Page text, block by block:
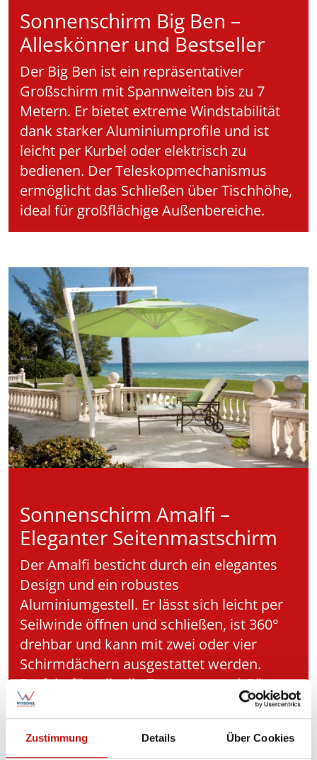
Zustimmung Details Über Cookies
Sonnenschirm Big Ben –
Alleskönner und Bestseller
Der Big Ben ist ein repräsentativer
Großschirm mit Spannweiten bis zu 7
Metern. Er bietet extreme Windstabilität
dank starker Aluminiumprofile und ist
leicht per Kurbel oder elektrisch zu
bedienen. Der Teleskopmechanismus
ermöglicht das Schließen über Tischhöhe,
ideal für großflächige Außenbereiche.
Sonnenschirm Amalfi –
Eleganter Seitenmastschirm
Der Amalfi besticht durch ein elegantes
Design und ein robustes
Aluminiumgestell. Er lässt sich leicht per
Seilwinde öffnen und schließen, ist 360°
drehbar und kann mit zwei oder vier
Schirmdächern ausgestattet werden.
Perfekt für stilvolle Terrassen und Gärten.